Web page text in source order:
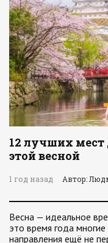
12 лучших мест
этой весной
1 год назад Автор:
Весна — идеальное
это время года
направления ещё не